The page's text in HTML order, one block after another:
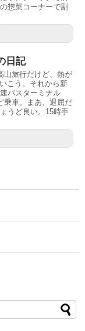
惣菜コーナーで割
日記
山旅行だけど、熱が
こう。それから新
バスターミナル
乗車。まあ、退屈だ
うど良い。15時手